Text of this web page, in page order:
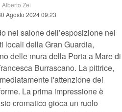
Zei
Agosto 2024 09:23
nel salone dell’esposizione nei
locali della Gran Guardia,
delle mura della Porta a Mare di
Burrascano. La pittrice,
l'attenzione dei
La prima impressione è
cromatico gioca un ruolo